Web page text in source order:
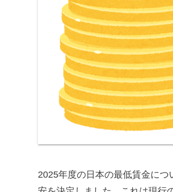
2025年度の日本の最低賃金に